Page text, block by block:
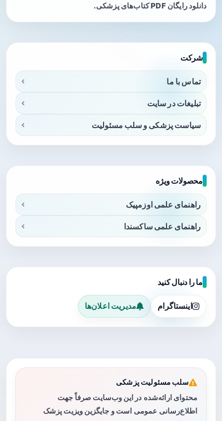
دانلود رایگان PDF کتاب‌های پزشکی.
شرکت
تماس با ما
تبلیغات در سایت
سیاست پزشکی و سلب مسئولیت
محصولات ویژه
راهنمای علمی اوزمپیک
راهنمای علمی ساکسندا
ما را دنبال کنید
اینستاگرام مدیریت اعلان‌ها
سلب مسئولیت پزشکی
محتوای ارائه‌شده در این وب‌سایت صرفاً جهت
اطلاع‌رسانی عمومی است و جایگزین ویزیت پزشک